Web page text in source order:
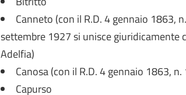
Canneto (con il R.D. 4 gennaio 1863,
settembre 1927 si unisce giuridicamente
Adelfia)
Canosa (con il R.D. 4 gennaio 1863,
Capurso